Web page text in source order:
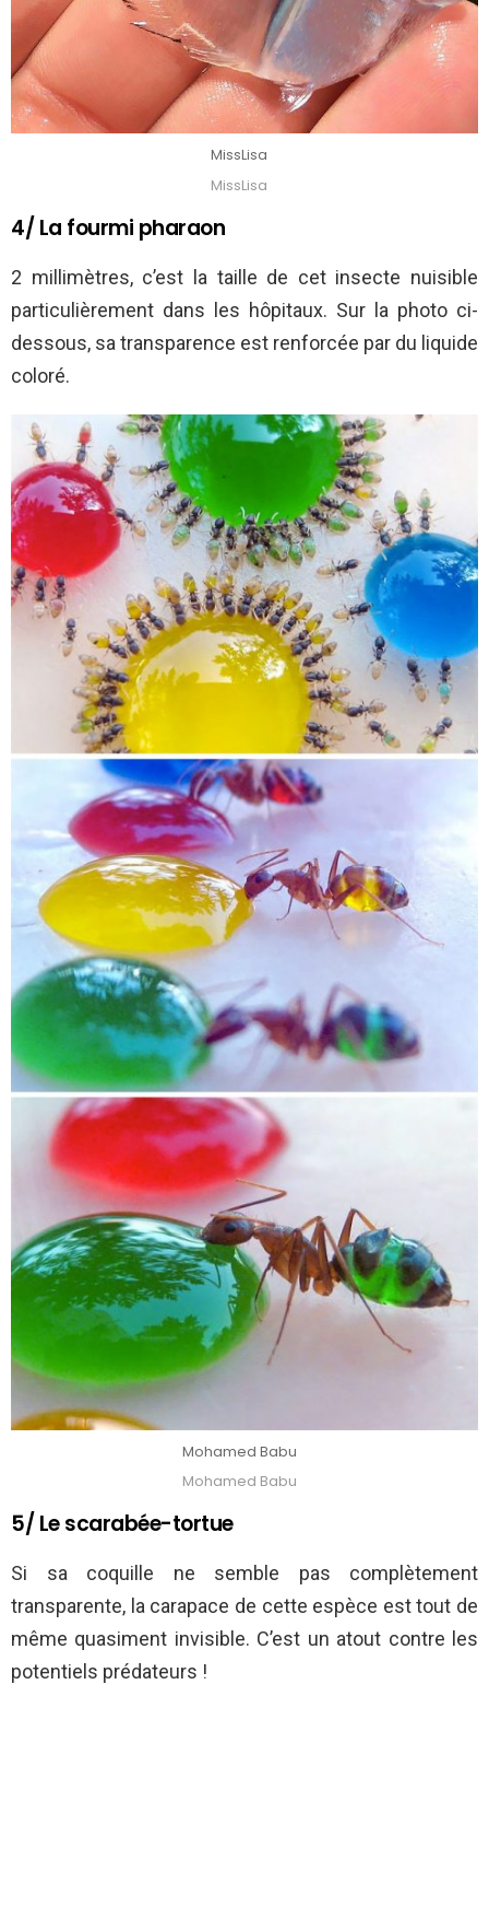
MissLisa
MissLisa
4/ La fourmi pharaon
2 millimètres, c’est la taille de cet insecte nuisible
particulièrement dans les hôpitaux. Sur la photo ci-
dessous, sa transparence est renforcée par du liquide
coloré.
Mohamed Babu
Mohamed Babu
5/ Le scarabée-tortue
Si sa coquille ne semble pas complètement
transparente, la carapace de cette espèce est tout de
même quasiment invisible. C’est un atout contre les
potentiels prédateurs !